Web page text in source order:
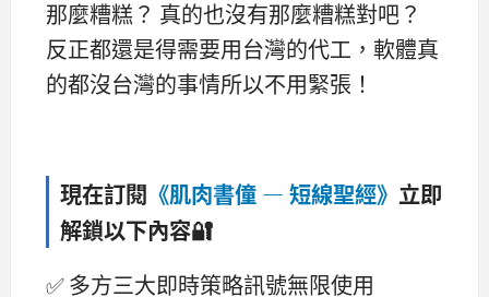
那麼糟糕？ 真的也沒有那麼糟糕對吧？
反正都還是得需要用台灣的代工，軟體真
的都沒台灣的事情所以不用緊張！
現在訂閱 《肌肉書僮 — 短線聖經》 立即
解鎖以下內容🔐
✅ 多方三大即時策略訊號無限使用